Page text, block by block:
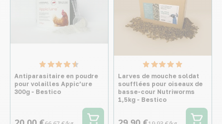
Antiparasitaire en poudre
pour volailles Appic’ure
300g - Bestico
Larves de mouche soldat
soufflées pour oiseaux de
basse-cour Nutriworms
1,5kg - Bestico